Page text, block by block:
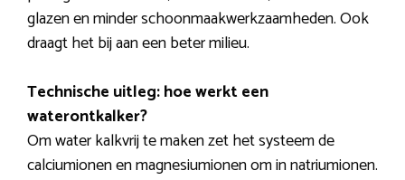
glazen en minder schoonmaakwerkzaamheden. Ook
draagt het bij aan een beter milieu.
Technische uitleg: hoe werkt een
waterontkalker?
Om water kalkvrij te maken zet het systeem de
calciumionen en magnesiumionen om in natriumionen.